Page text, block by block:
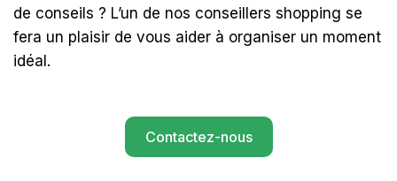
de conseils ? L’un de nos conseillers shopping se
fera un plaisir de vous aider à organiser un moment
idéal.
Contactez-nous